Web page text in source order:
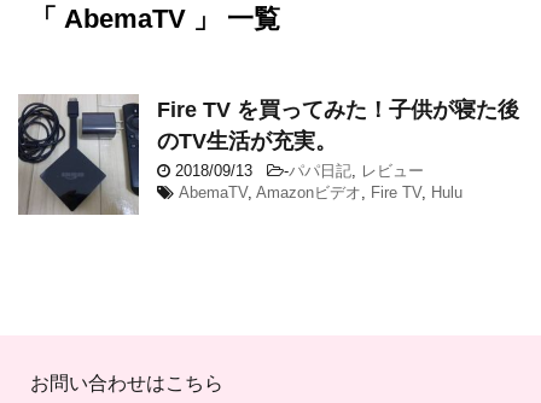
「 AbemaTV 」 一覧
Fire TV を買ってみた！子供が寝た後
のTV生活が充実。
2018/09/13 -パパ日記, レビュー
AbemaTV, Amazonビデオ, Fire TV, Hulu
お問い合わせはこちら